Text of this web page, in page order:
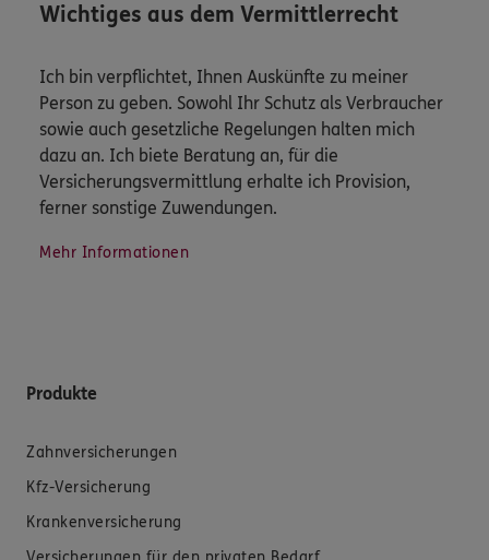
Wichtiges aus dem Vermittlerrecht
Ich bin verpflichtet, Ihnen Auskünfte zu meiner
Person zu geben. Sowohl Ihr Schutz als Verbraucher
sowie auch gesetzliche Regelungen halten mich
dazu an. Ich biete Beratung an, für die
Versicherungsvermittlung erhalte ich Provision,
ferner sonstige Zuwendungen.
Mehr Informationen
Produkte
Zahnversicherungen
Kfz-Versicherung
Krankenversicherung